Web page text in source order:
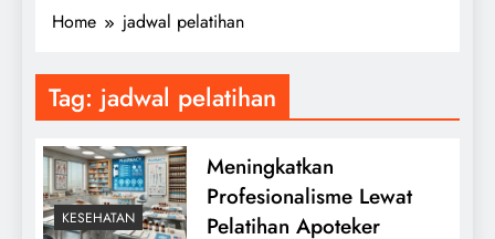
Home jadwal pelatihan
Tag: jadwal pelatihan
KESEHATAN
Meningkatkan
Profesionalisme Lewat
Pelatihan Apoteker